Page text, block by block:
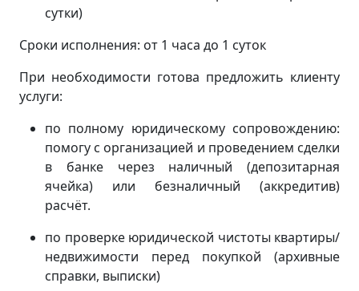
сутки)
Сроки исполнения: от 1 часа до 1 суток
При необходимости готова предложить клиенту
услуги:
по полному юридическому сопровождению:
помогу с организацией и проведением сделки
в банке через наличный (депозитарная
ячейка) или безналичный (аккредитив)
расчёт.
по проверке юридической чистоты квартиры/
недвижимости перед покупкой (архивные
справки, выписки)